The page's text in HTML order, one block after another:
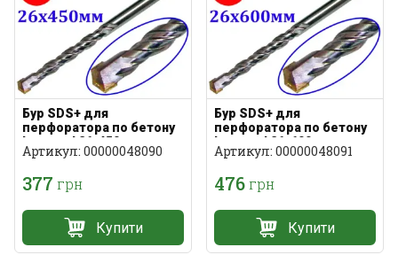
Бур SDS+ для
перфоратора по бетону
Intertool 26х450мм
Артикул: 00000048090
377 грн
Купити
Бур SDS+ для
перфоратора по бетону
Intertool 26х600мм
Артикул: 00000048091
476грн
Купити